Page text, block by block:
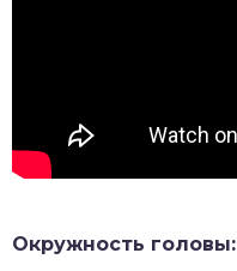
Окружность головы: